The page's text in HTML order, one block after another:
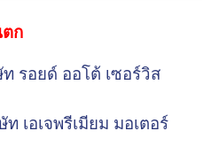
ก
รอยด์ ออโต้ เซอร์วิส
เอเจพรีเมียม มอเตอร์